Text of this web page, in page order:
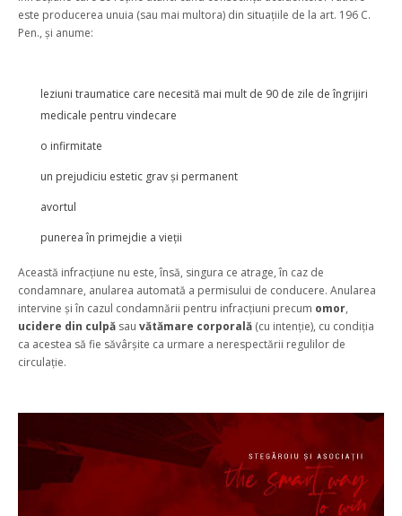
este producerea unuia (sau mai multora) din situațiile de la art. 196 C.
Pen., și anume:
leziuni traumatice care necesită mai mult de 90 de zile de îngrijiri
medicale pentru vindecare
o infirmitate
un prejudiciu estetic grav și permanent
avortul
punerea în primejdie a vieții
Această infracțiune nu este, însă, singura ce atrage, în caz de
condamnare, anularea automată a permisului de conducere. Anularea
intervine și în cazul condamnării pentru infracțiuni precum omor,
ucidere din culpă sau vătămare corporală (cu intenție), cu condiția
ca acestea să fie săvârșite ca urmare a nerespectării regulilor de
circulație.